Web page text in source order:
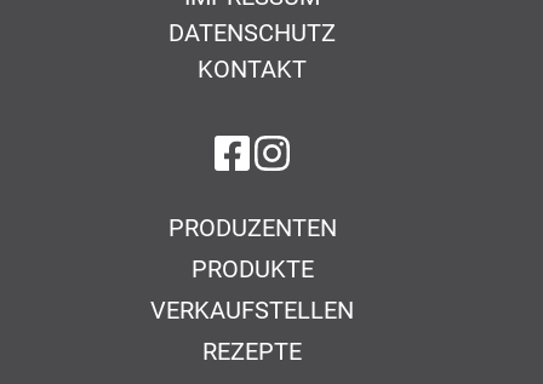
DATENSCHUTZ
KONTAKT
auf Facebook
auf Instagram
PRODUZENTEN
PRODUKTE
VERKAUFSTELLEN
REZEPTE